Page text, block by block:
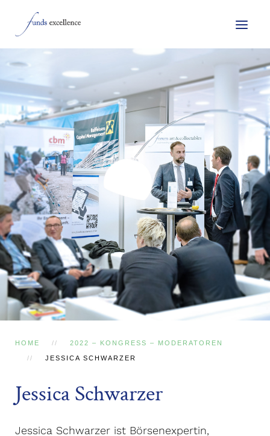
HOME 2022 – KONGRESS – MODERATOREN
JESSICA SCHWARZER
Jessica Schwarzer
Jessica Schwarzer ist Börsenexpertin,